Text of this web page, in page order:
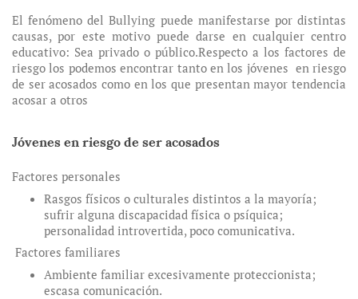
El fenómeno del Bullying puede manifestarse por distintas
causas, por este motivo puede darse en cualquier centro
educativo: Sea privado o público.Respecto a los factores de
riesgo los podemos encontrar tanto en los jóvenes en riesgo
de ser acosados como en los que presentan mayor tendencia
acosar a otros
Jóvenes en riesgo de ser acosados
Factores personales
Rasgos físicos o culturales distintos a la mayoría;
sufrir alguna discapacidad física o psíquica;
personalidad introvertida, poco comunicativa.
Factores familiares
Ambiente familiar excesivamente proteccionista;
escasa comunicación.